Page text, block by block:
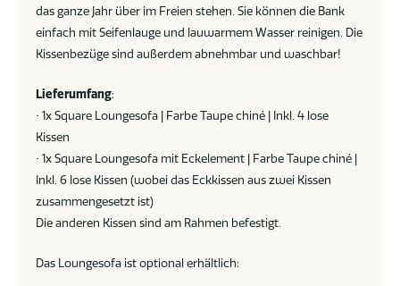
das ganze Jahr über im Freien stehen. Sie können die Bank
einfach mit Seifenlauge und lauwarmem Wasser reinigen. Die
Kissenbezüge sind außerdem abnehmbar und waschbar!
Lieferumfang:
• 1x Square Loungesofa | Farbe Taupe chiné | Inkl. 4 lose
Kissen
• 1x Square Loungesofa mit Eckelement | Farbe Taupe chiné |
Inkl. 6 lose Kissen (wobei das Eckkissen aus zwei Kissen
zusammengesetzt ist)
Die anderen Kissen sind am Rahmen befestigt.
Das Loungesofa ist optional erhältlich: